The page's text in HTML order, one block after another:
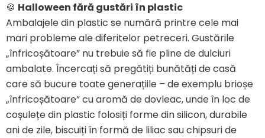
🍪 Halloween fără gustări în plastic
Ambalajele din plastic se numără printre cele mai
mari probleme ale diferitelor petreceri. Gustările
„înfricoșătoare” nu trebuie să fie pline de dulciuri
ambalate. Încercați să pregătiți bunătăți de casă
care să bucure toate generațiile – de exemplu brioșe
„înfricoșătoare” cu aromă de dovleac, unde în loc de
coșulețe din plastic folosiți forme din silicon, durabile
ani de zile, biscuiți în formă de liliac sau chipsuri de